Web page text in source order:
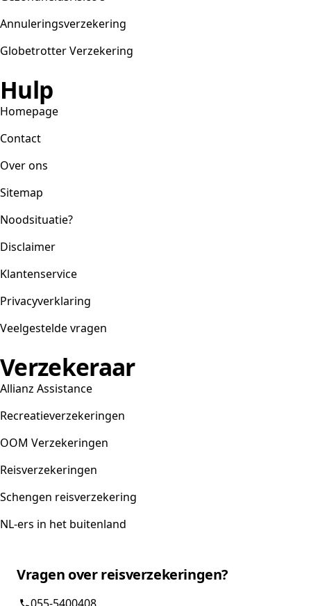
Annuleringsverzekering
Globetrotter Verzekering
Hulp
Homepage
Contact
Over ons
Sitemap
Noodsituatie?
Disclaimer
Klantenservice
Privacyverklaring
Veelgestelde vragen
Verzekeraar
Allianz Assistance
Recreatieverzekeringen
OOM Verzekeringen
Reisverzekeringen
Schengen reisverzekering
NL-ers in het buitenland
Vragen over reisverzekeringen?